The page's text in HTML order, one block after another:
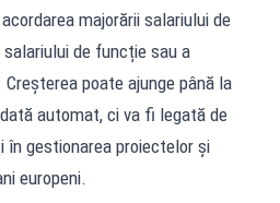
majorării salariului de
de funcție sau a
poate ajunge până la
automat, ci va fi legată de
gestionarea proiectelor și
europeni.